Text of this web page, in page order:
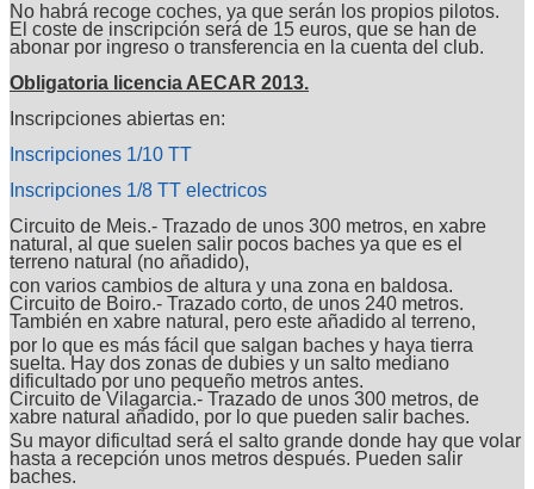
No habrá recoge coches, ya que serán los propios pilotos.
El coste de inscripción será de 15 euros, que se han de
abonar por ingreso o transferencia en la cuenta del club.
Obligatoria licencia AECAR 2013.
Inscripciones abiertas en:
Inscripciones 1/10 TT
Inscripciones 1/8 TT electricos
Circuito de Meis.- Trazado de unos 300 metros, en xabre
natural, al que suelen salir pocos baches ya que es el
terreno natural (no añadido),
con varios cambios de altura y una zona en baldosa.
Circuito de Boiro.- Trazado corto, de unos 240 metros.
También en xabre natural, pero este añadido al terreno,
por lo que es más fácil que salgan baches y haya tierra
suelta. Hay dos zonas de dubies y un salto mediano
dificultado por uno pequeño metros antes.
Circuito de Vilagarcia.- Trazado de unos 300 metros, de
xabre natural añadido, por lo que pueden salir baches.
Su mayor dificultad será el salto grande donde hay que volar
hasta a recepción unos metros después. Pueden salir
baches.